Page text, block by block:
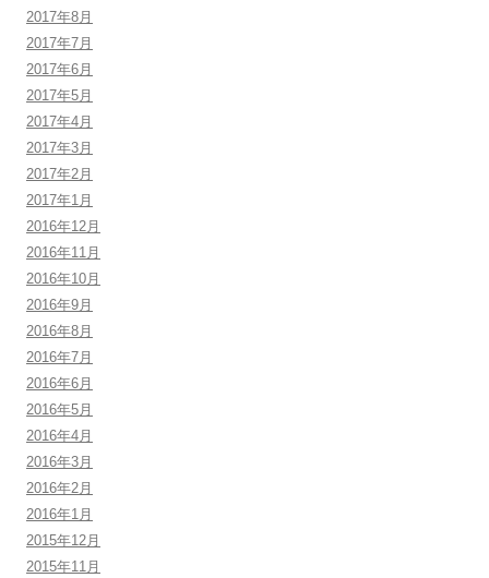
2017年8月
2017年7月
2017年6月
2017年5月
2017年4月
2017年3月
2017年2月
2017年1月
2016年12月
2016年11月
2016年10月
2016年9月
2016年8月
2016年7月
2016年6月
2016年5月
2016年4月
2016年3月
2016年2月
2016年1月
2015年12月
2015年11月